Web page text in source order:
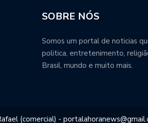
SOBRE NÓS
Somos um portal de noticias
politica, entretenimento,
Brasil, mundo e muito mais.
(comercial) -